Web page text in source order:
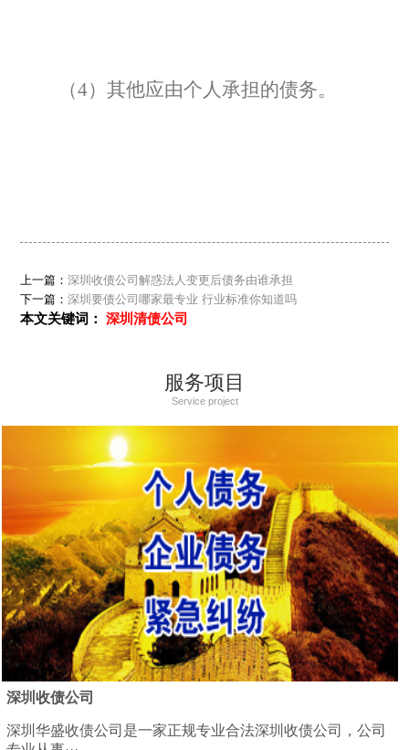
（4）其他应由个人承担的债务。
上一篇：深圳收债公司解惑法人变更后债务由谁承担
下一篇：深圳要债公司哪家最专业 行业标准你知道吗
本文关键词：深圳清债公司
服务项目
Service project
深圳收债公司
深圳华盛收债公司是一家正规专业合法深圳收债公司，公司